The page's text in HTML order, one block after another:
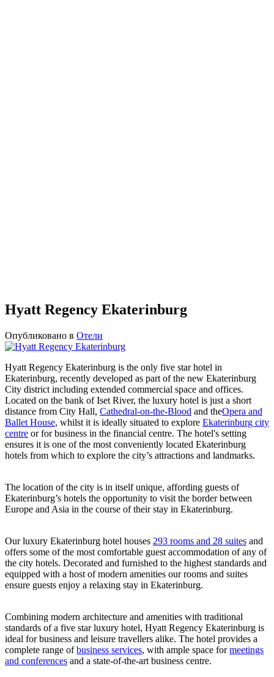
Hyatt Regency Ekaterinburg
Опубликовано в Отели
Hyatt Regency Ekaterinburg is the only five star hotel in
Ekaterinburg, recently developed as part of the new Ekaterinburg
City district including extended commercial space and offices.
Located on the bank of Iset River, the luxury hotel is just a short
distance from City Hall, Cathedral-on-the-Blood and theOpera and
Ballet House, whilst it is ideally situated to explore Ekaterinburg city
centre or for business in the financial centre. The hotel's setting
ensures it is one of the most conveniently located Ekaterinburg
hotels from which to explore the city’s attractions and landmarks.
The location of the city is in itself unique, affording guests of
Ekaterinburg’s hotels the opportunity to visit the border between
Europe and Asia in the course of their stay in Ekaterinburg.
Our luxury Ekaterinburg hotel houses 293 rooms and 28 suites and
offers some of the most comfortable guest accommodation of any of
the city hotels. Decorated and furnished to the highest standards and
equipped with a host of modern amenities our rooms and suites
ensure guests enjoy a relaxing stay in Ekaterinburg.
Combining modern architecture and amenities with traditional
standards of a five star luxury hotel, Hyatt Regency Ekaterinburg is
ideal for business and leisure travellers alike. The hotel provides a
complete range ofbusiness services, with ample space formeetings
and conferences and a state-of-the-art business centre.